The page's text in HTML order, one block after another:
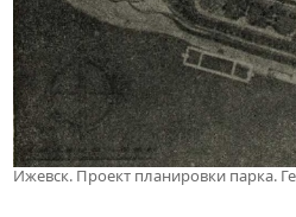
Ижевск. Проект планировки парка.